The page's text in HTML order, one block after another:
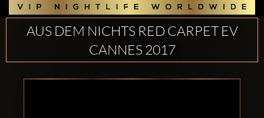
AUS DEM NICHTS RED CARPET EV
CANNES 2017